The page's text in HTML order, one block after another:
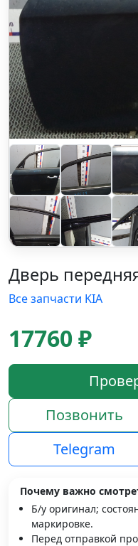
Дверь
Все запчасти KIA
17760 ₽
Позвонить
Telegram
Почему важно
Б/у оригинал;
маркировке.
Перед отправкой